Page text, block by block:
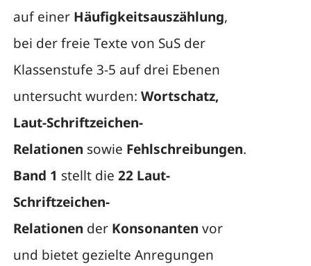
auf einer Häufigkeitsauszählung,
bei der freie Texte von SuS der
Klassenstufe 3-5 auf drei Ebenen
untersucht wurden: Wortschatz,
Laut-Schriftzeichen-
Relationen sowie Fehlschreibungen.
Band 1 stellt die 22 Laut-
Schriftzeichen-
Relationen der Konsonanten vor
und bietet gezielte Anregungen